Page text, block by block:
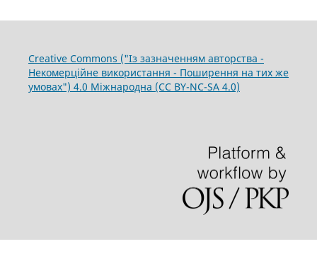
Creative Commons ("Із зазначенням авторства -
Некомерційне використання - Поширення на тих же
умовах") 4.0 Міжнародна (CC BY-NC-SA 4.0)